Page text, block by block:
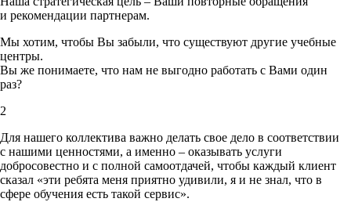
и рекомендации партнерам.
Мы хотим, чтобы Вы забыли, что существуют другие учебные
центры.
Вы же понимаете, что нам не выгодно работать с Вами один
раз?
2
Для нашего коллектива важно делать свое дело в соответствии
с нашими ценностями, а именно – оказывать услуги
добросовестно и с полной самоотдачей, чтобы каждый клиент
сказал «эти ребята меня приятно удивили, я и не знал, что в
сфере обучения есть такой сервис».